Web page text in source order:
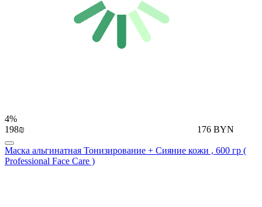
4%
198₪
176 BYN
Маска альгинатная Тонизирование + Сияние кожи , 600 гр (
Professional Face Care )